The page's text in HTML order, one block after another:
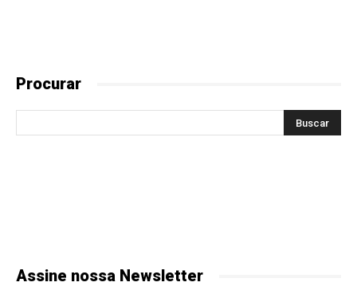
Procurar
Assine nossa Newsletter